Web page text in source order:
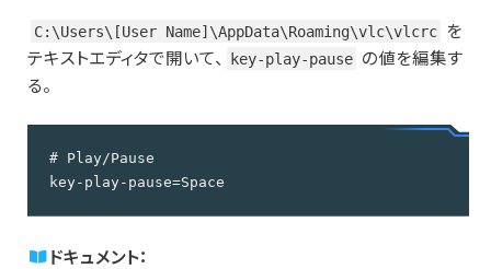
C:\Users\[User Name]\AppData\Roaming\vlc\vlcrc
を
テキストエディタで開いて、
key-play-pause の値を編集す
る。
# Play/Pause
key-play-pause=Space
ドキュメント：